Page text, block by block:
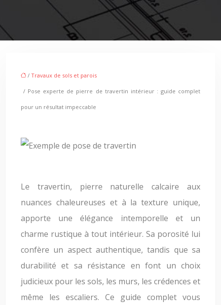
/ Travaux de sols et parois
/ Pose experte de pierre de travertin intérieur : guide complet
pour un résultat impeccable
Le travertin, pierre naturelle calcaire aux
nuances chaleureuses et à la texture unique,
apporte une élégance intemporelle et un
charme rustique à tout intérieur. Sa porosité lui
confère un aspect authentique, tandis que sa
durabilité et sa résistance en font un choix
judicieux pour les sols, les murs, les crédences et
même les escaliers. Ce guide complet vous